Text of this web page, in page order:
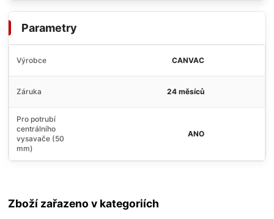
Parametry
Výrobce CANVAC
Záruka 24 měsíců
Pro potrubí
centrálního
vysavače (50
mm)
ANO
Zboží zařazeno v kategoriích